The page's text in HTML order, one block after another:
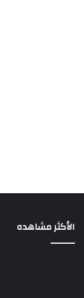
الأكثر مشاهده